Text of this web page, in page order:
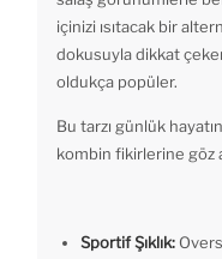
içinizi ısıtacak bir
dokusuyla dikkat
oldukça popüler.
Bu tarzı günlük
kombin fikirlerine göz
Sportif Şıklık: